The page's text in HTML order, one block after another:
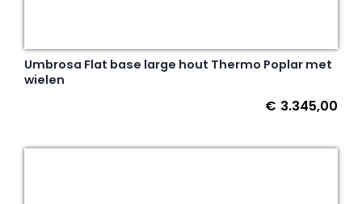
Umbrosa Flat base large hout Thermo Poplar met
wielen
€ 3.345,00